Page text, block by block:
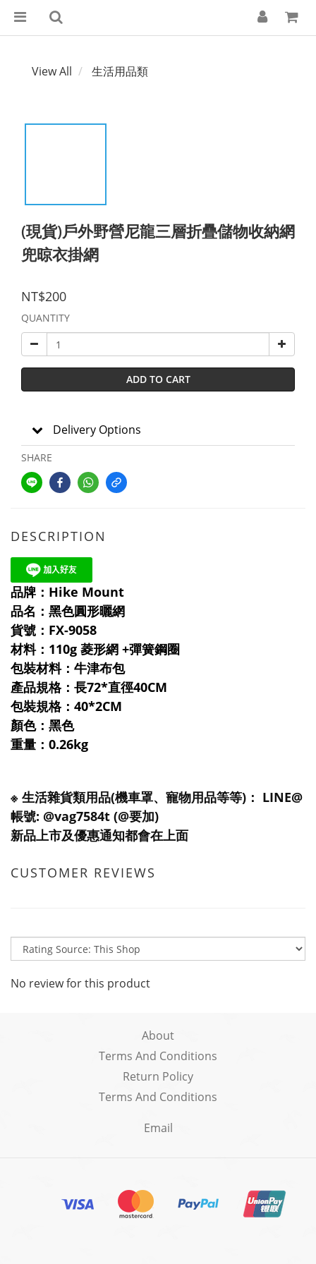
View All 生活用品類
(現貨)戶外野營尼龍三層折疊儲物收納網
兜晾衣掛網
NT$200
QUANTITY
ADD TO CART
Delivery Options
SHARE
DESCRIPTION
品牌：Hike Mount
品名：黑色圓形曬網
貨號：FX-9058
材料：110g 菱形網 +彈簧鋼圈
包裝材料：牛津布包
產品規格：長72*直徑40CM
包裝規格：40*2CM
顏色：黑色
重量：0.26kg
※ 生活雜貨類用品(機車罩、寵物用品等等)： LINE@
帳號: @vag7584t (@要加)
新品上市及優惠通知都會在上面
CUSTOMER REVIEWS
No review for this product
About
Terms And Conditions
Return Policy
Terms And Conditions
Email